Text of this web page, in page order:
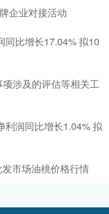
企业对接活动
同比增长17.04% 拟10
涉及的评估等相关工
利润同比增长1.04% 拟
市场油桃价格行情